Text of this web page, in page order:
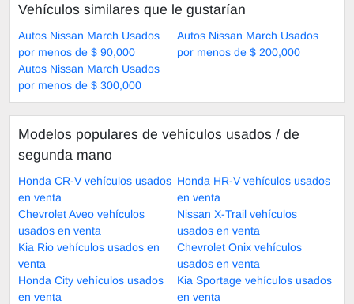
Vehículos similares que le gustarían
Autos Nissan March Usados
por menos de $ 90,000
Autos Nissan March Usados
por menos de $ 200,000
Autos Nissan March Usados
por menos de $ 300,000
Modelos populares de vehículos usados ​​/ de
segunda mano
Honda CR-V vehículos usados
en venta
Honda HR-V vehículos usados
en venta
Chevrolet Aveo vehículos
usados en venta
Nissan X-Trail vehículos
usados en venta
Kia Rio vehículos usados en
venta
Chevrolet Onix vehículos
usados en venta
Honda City vehículos usados
en venta
Kia Sportage vehículos usados
en venta